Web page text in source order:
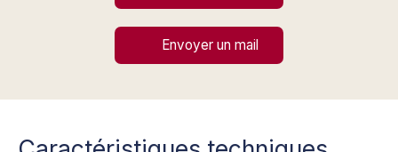
Envoyer un mail